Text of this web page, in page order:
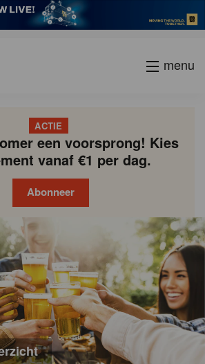
menu
ACTIE
een voorsprong! Kies
vanaf €1 per dag.
Abonneer